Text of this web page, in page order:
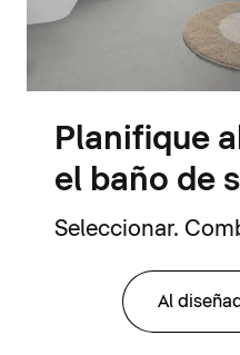
Planifique
el baño de
Seleccionar.
Al